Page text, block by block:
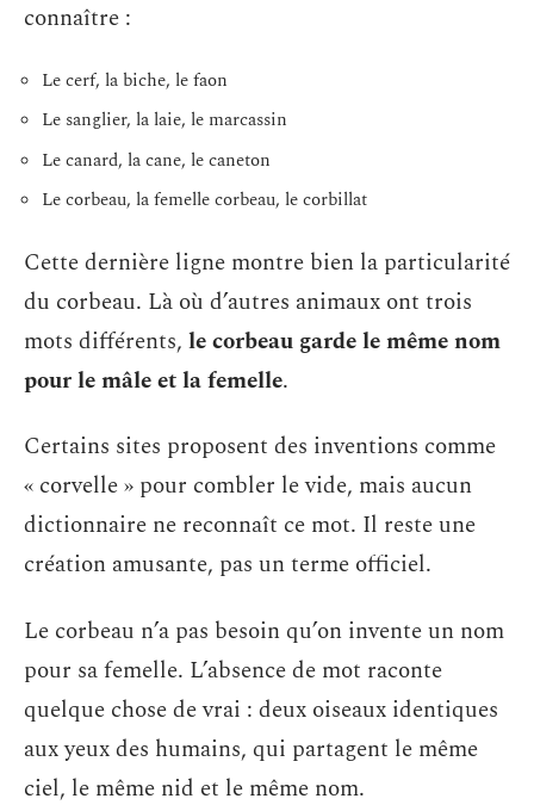
connaître :
Le cerf, la biche, le faon
Le sanglier, la laie, le marcassin
Le canard, la cane, le caneton
Le corbeau, la femelle corbeau, le corbillat
Cette dernière ligne montre bien la particularité
du corbeau. Là où d’autres animaux ont trois
mots différents, le corbeau garde le même nom
pour le mâle et la femelle.
Certains sites proposent des inventions comme
« corvelle » pour combler le vide, mais aucun
dictionnaire ne reconnaît ce mot. Il reste une
création amusante, pas un terme officiel.
Le corbeau n’a pas besoin qu’on invente un nom
pour sa femelle. L’absence de mot raconte
quelque chose de vrai : deux oiseaux identiques
aux yeux des humains, qui partagent le même
ciel, le même nid et le même nom.